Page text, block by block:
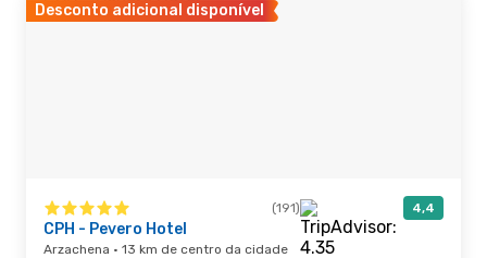
Desconto adicional disponível
(191) 4,4
CPH - Pevero Hotel
Arzachena · 13 km de centro da cidade